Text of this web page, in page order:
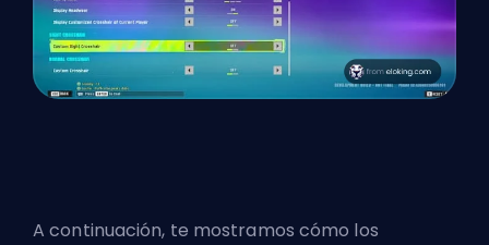
A continuación, te mostramos cómo los